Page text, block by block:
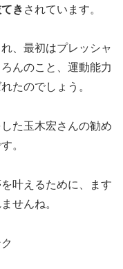
き されています。
、最初はプレッシャ
んのこと、運動能力
たのでしょう。
た玉木宏さんの勧め
。
叶えるために、ます
せんね。